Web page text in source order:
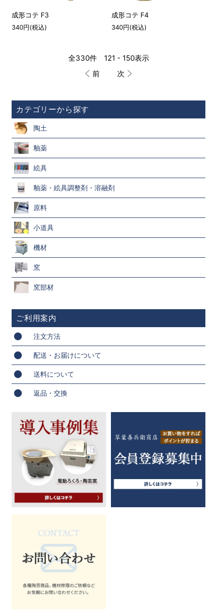
カテゴリーから探す
陶土
釉薬
絵具
釉薬・絵具調整剤・溶融剤
原料
小道具
機材
窯
窯部材
ご利用案内
注文方法
配送・お届けについて
送料について
返品・交換
成形コテ F3
340円(税込)
成形コテ F4
340円(税込)
全330件 121 - 150表示
前
次